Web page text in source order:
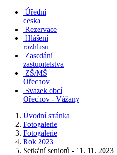
Úřední
deska
Rezervace
Hlášení
rozhlasu
Zasedání
zastupitelstva
ZŠ/MŠ
Ořechov
Svazek obcí
Ořechov - Vážany
Úvodní stránka
Fotogalerie
Fotogalerie
Rok 2023
Setkání seniorů - 11. 11. 2023